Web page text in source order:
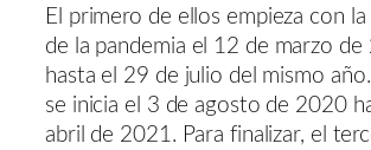
El primero de ellos empieza con
de la pandemia el 12 de marzo
hasta el 29 de julio del mismo
se inicia el 3 de agosto de 2020
abril de 2021. Para finalizar, el